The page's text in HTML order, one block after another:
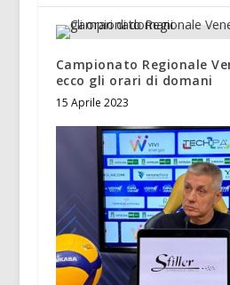
Campionato Regionale
ecco gli orari di domani
15 Aprile 2023